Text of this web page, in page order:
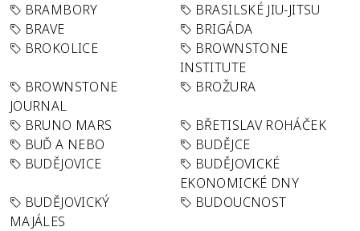
BRAMBORY
BRASILSKÉ JIU-JITSU
BRAVE
BRIGÁDA
BROKOLICE
BROWNSTONE
INSTITUTE
BROWNSTONE
JOURNAL
BROŽURA
BRUNO MARS
BŘETISLAV ROHÁČEK
BUĎ A NEBO
BUDĚJCE
BUDĚJOVICE
BUDĚJOVICKÉ
EKONOMICKÉ DNY
BUDĚJOVICKÝ
MAJÁLES
BUDOUCNOST